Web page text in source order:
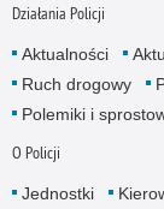
Działania Policji
Aktualności
Ruch drogowy
Polemiki i
O Policji
Jednostki